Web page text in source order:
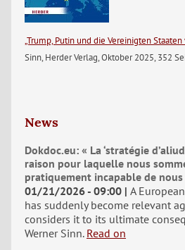
„Trump, Putin und die Vereinigten Staaten
Sinn, Herder Verlag, Oktober 2025, 352
News
Dokdoc.eu: « La ‘stratégie
raison pour laquelle nous
pratiquement incapable de
01/21/2026 - 09:00 A
has suddenly become relevant
considers it to its ultimate
Werner Sinn. Read on